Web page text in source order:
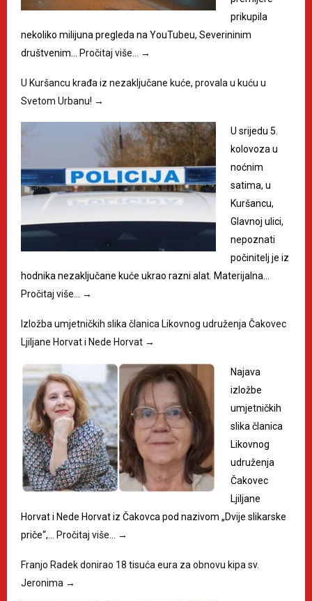
prikupila
nekoliko milijuna pregleda na YouTubeu, Severininim
društvenim…
Pročitaj više… →
U Kuršancu krađa iz nezaključane kuće, provala u kuću u
Svetom Urbanu! →
U srijedu 5.
kolovoza u
noćnim
satima, u
Kuršancu,
Glavnoj ulici,
nepoznati
počinitelj je iz
hodnika nezaključane kuće ukrao razni alat. Materijalna…
Pročitaj više…
→
Izložba umjetničkih slika članica Likovnog udruženja Čakovec
Ljiljane Horvat i Nede Horvat →
Najava
izložbe
umjetničkih
slika članica
Likovnog
udruženja
Čakovec
Ljiljane
Horvat i Nede Horvat iz Čakovca pod nazivom „Dvije slikarske
priče“,…
Pročitaj više… →
Franjo Radek donirao 18 tisuća eura za obnovu kipa sv.
Jeronima →